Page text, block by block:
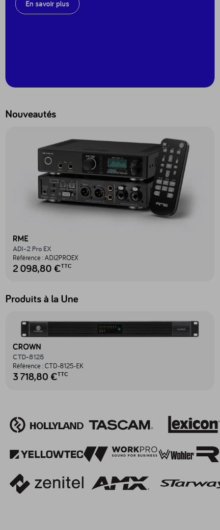
En savoir plus
Nouveautés
RME
ADI-2 Pro EX
Référence :ADI2PROEX
2 098,80 €TTC
Produits à la Une
CROWN
CTD-8125
Référence :CTD-8125-EK
3 718,80 €TTC